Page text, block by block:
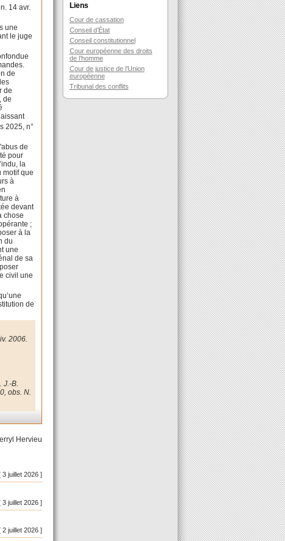
14 avr.
une
le juge
de
de
de
2025, n°
de
pour
la
motif que
à
à
devant
chose
;
à la
du
une
de sa
civil une
de
2006.
J.-B.
obs. N.
Hervieu
[ 3 juillet 2026 ]
3 juillet 2026 ]
2 juillet 2026 ]
Liens
Cour de cassation
Conseil d’État
Conseil constitutionnel
Cour européenne des droits
de l’homme
Cour de justice de l’Union
européenne
Tribunal des conflits